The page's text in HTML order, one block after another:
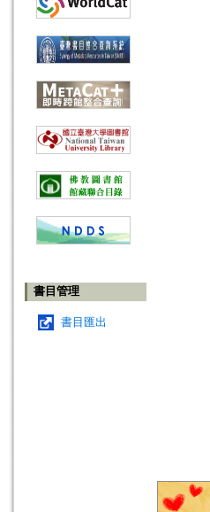
書目管理
書目匯出